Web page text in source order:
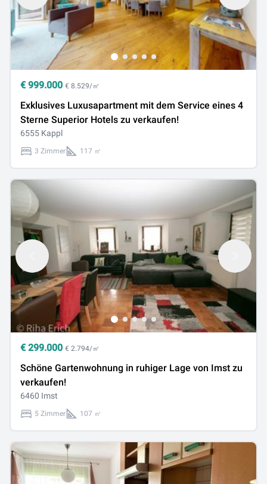
€ 999.000 € 8.529/㎡
Exklusives Luxusapartment mit dem Service eines 4
Sterne Superior Hotels zu verkaufen!
6555 Kappl
3 Zimmer 117 ㎡
€ 299.000 € 2.794/㎡
Schöne Gartenwohnung in ruhiger Lage von Imst zu
verkaufen!
6460 Imst
5 Zimmer 107 ㎡